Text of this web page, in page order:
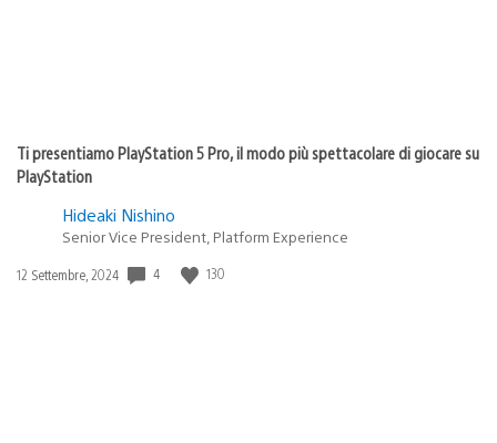
Ti presentiamo PlayStation 5 Pro, il modo più spettacolare di giocare su
PlayStation
Hideaki Nishino
Senior Vice President, Platform Experience
Data
12 Settembre, 2024 4 130